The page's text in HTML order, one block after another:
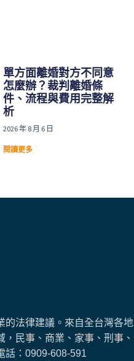
單方面離婚對方不同意
怎麼辦？裁判離婚條
件、流程與費用完整解
析
2026 年 8 月 6 日
閱讀更多
的法律建議。來自全台灣各地
民事、商業、家事、刑事、
話： 0909-608-591